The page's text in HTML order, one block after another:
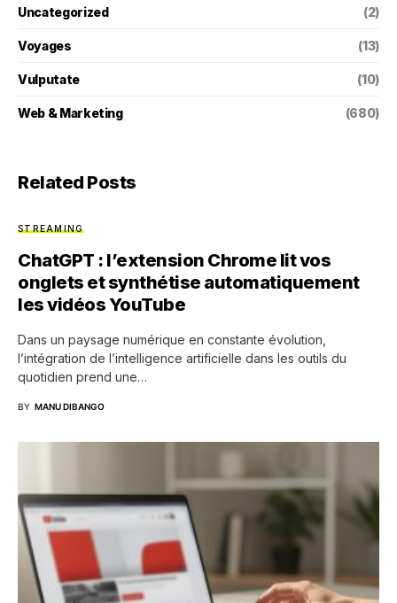
Uncategorized (2)
Voyages (13)
Vulputate (10)
Web & Marketing (680)
Related Posts
STREAMING
ChatGPT : l’extension Chrome lit vos
onglets et synthétise automatiquement
les vidéos YouTube
Dans un paysage numérique en constante évolution,
l’intégration de l’intelligence artificielle dans les outils du
quotidien prend une…
BY MANU DIBANGO